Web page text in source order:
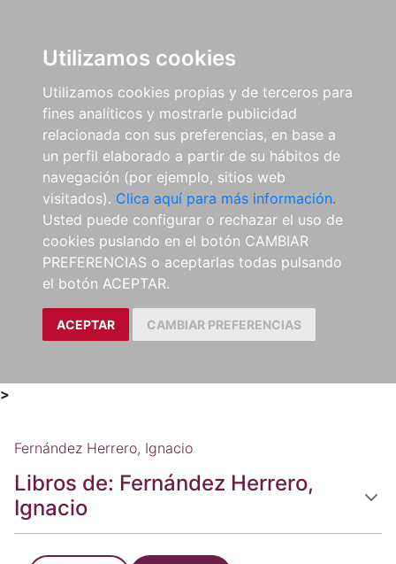
Utilizamos cookies
Utilizamos cookies propias y de terceros para
fines analíticos y mostrarle publicidad
relacionada con sus preferencias, en base a
un perfil elaborado a partir de su hábitos de
navegación (por ejemplo, sitios web
visitados). Clica aquí para más información.
Usted puede configurar o rechazar el uso de
cookies puslando en el botón CAMBIAR
PREFERENCIAS o aceptarlas todas pulsando
el botón ACEPTAR.
ACEPTAR CAMBIAR PREFERENCIAS
>
Fernández Herrero, Ignacio
Libros de: Fernández Herrero,
Ignacio